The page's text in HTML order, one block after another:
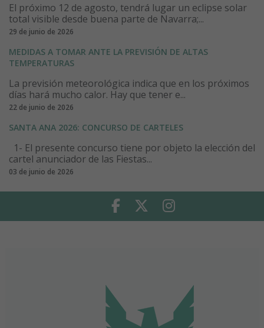
El próximo 12 de agosto, tendrá lugar un eclipse solar
total visible desde buena parte de Navarra;...
29 de junio de 2026
MEDIDAS A TOMAR ANTE LA PREVISIÓN DE ALTAS
TEMPERATURAS
La previsión meteorológica indica que en los próximos
días hará mucho calor. Hay que tener e...
22 de junio de 2026
SANTA ANA 2026: CONCURSO DE CARTELES
1- El presente concurso tiene por objeto la elección del
cartel anunciador de las Fiestas...
03 de junio de 2026
Facebook Twitter Instagram